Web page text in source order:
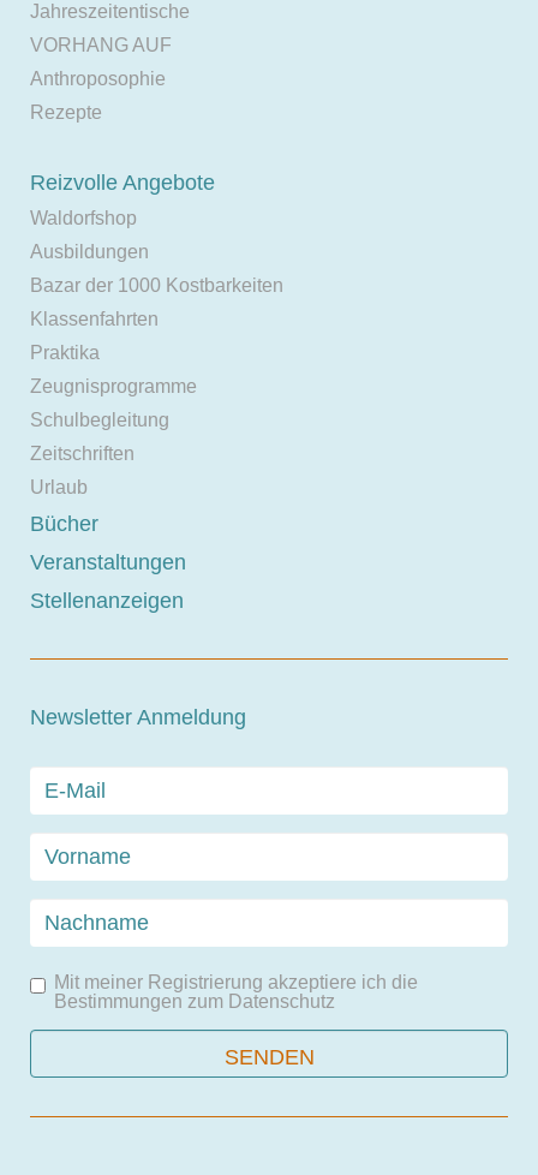
Jahreszeitentische
VORHANG AUF
Anthroposophie
Rezepte
Reizvolle Angebote
Waldorfshop
Ausbildungen
Bazar der 1000 Kostbarkeiten
Klassenfahrten
Praktika
Zeugnisprogramme
Schulbegleitung
Zeitschriften
Urlaub
Bücher
Veranstaltungen
Stellenanzeigen
Newsletter Anmeldung
Mit meiner Registrierung akzeptiere ich die
Bestimmungen zum Datenschutz